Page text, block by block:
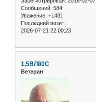
Сообщений: 584
Уважение: +1481
Последний визит:
2026-07-21 22:00:23
1,5ВЛ80С
Ветеран